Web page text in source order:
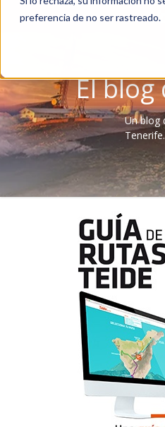
preferencia de no ser rastreado.
El blog
Un blog
Tenerife.